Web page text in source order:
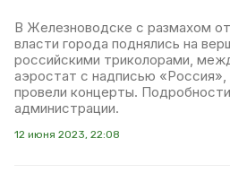
В Железноводске с размахом
власти города поднялись на
российскими триколорами,
аэростат с надписью
провели концерты.
администрации.
12 июня 2023, 22:08